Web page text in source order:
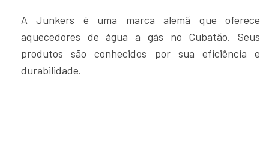
A Junkers é uma marca alemã que oferece
aquecedores de água a gás no Cubatão. Seus
produtos são conhecidos por sua eficiência e
durabilidade.